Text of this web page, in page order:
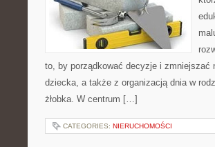
to, by porządkować decyzje i zmniejszać
dziecka, a także z organizacją dnia w
żłobka. W centrum […]
CATEGORIES: NIERUCHOMOŚCI